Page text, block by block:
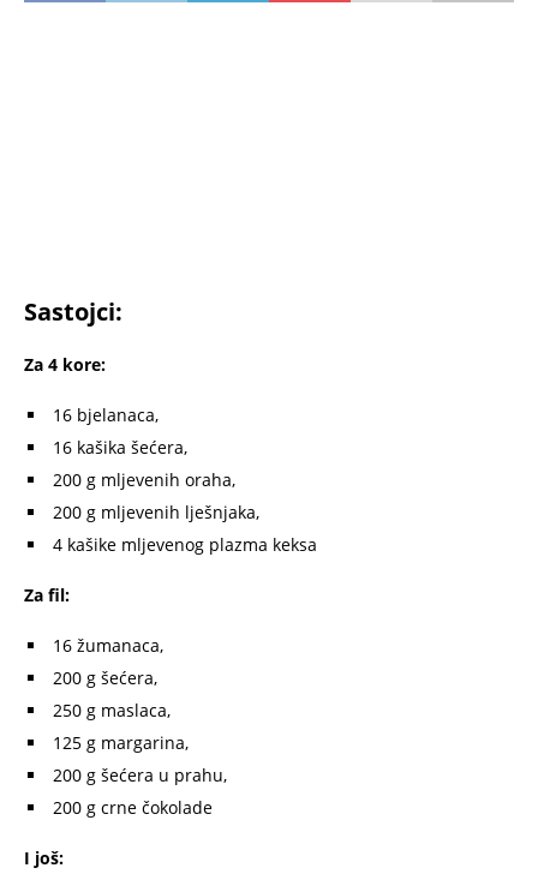
Sastojci:
Za 4 kore:
16 bjelanaca,
16 kašika šećera,
200 g mljevenih oraha,
200 g mljevenih lješnjaka,
4 kašike mljevenog plazma keksa
Za fil:
16 žumanaca,
200 g šećera,
250 g maslaca,
125 g margarina,
200 g šećera u prahu,
200 g crne čokolade
I još: